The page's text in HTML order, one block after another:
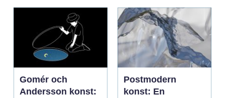
Gomér och
Andersson konst:
Postmodern
konst: En